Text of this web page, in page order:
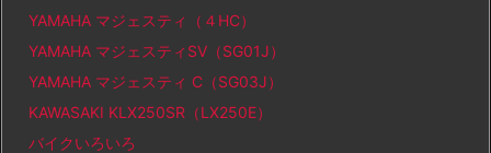
YAMAHA マジェスティ（４HC）
YAMAHA マジェスティSV（SG01J）
YAMAHA マジェスティ C（SG03J）
KAWASAKI KLX250SR（LX250E）
バイクいろいろ